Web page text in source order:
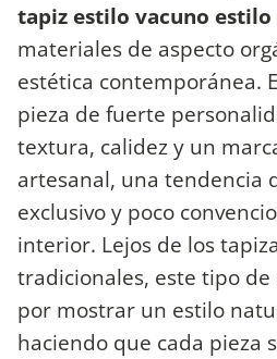
tapiz estilo vacuno estilo
materiales de aspecto
estética contemporánea.
pieza de fuerte
textura, calidez y un
artesanal, una tendencia
exclusivo y poco
interior. Lejos de los
tradicionales, este tipo de
por mostrar un estilo
haciendo que cada pieza